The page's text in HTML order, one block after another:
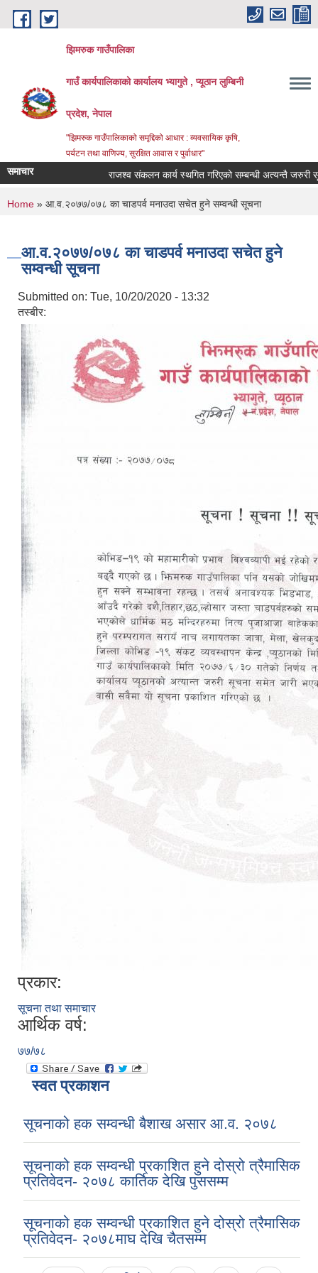
Skip to main content
झिमरुक गाउँपालिका
गाउँ कार्यपालिकाको कार्यालय भ्यागुते , प्यूठान लुम्बिनी
प्रदेश, नेपाल
"झिमरुक गाउँपालिकाको समृद्दिको आधार : व्यवसायिक कृषि,
पर्यटन तथा वाणिज्य, सुरक्षित आवास र पुर्वाधार"
समाचार राजश्व संकलन कार्य स्थगित गरिएको सम्बन्धी अत्यन्तै जरुरी
You are here
Home » आ.व.२०७७/०७८ का चाडपर्व मनाउदा सचेत हुने सम्वन्धी सूचना
आ.व.२०७७/०७८ का चाडपर्व मनाउदा सचेत हुने
सम्वन्धी सूचना
Submitted on: Tue, 10/20/2020 - 13:32
तस्बीर:
प्रकार:
सूचना तथा समाचार
आर्थिक वर्ष:
७७/७८
स्वत प्रकाशन
सूचनाको हक सम्वन्धी बैशाख असार आ.व. २०७८
सूचनाको हक सम्वन्धी प्रकाशित हुने दोस्रो त्रैमासिक
प्रतिवेदन- २०७८ कार्तिक देखि पुससम्म
सूचनाको हक सम्वन्धी प्रकाशित हुने दोस्रो त्रैमासिक
प्रतिवेदन- २०७८माघ देखि चैतसम्म